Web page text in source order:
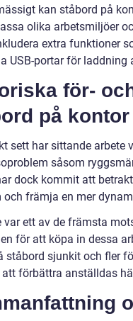
kan ståbord på
olika arbetsmiljöer
extra funktioner
USB-portar för laddning
för-
på kontor
sett har sittande arbete
såsom
dock kommit att
och främja en mer
var ett av de främsta
för att köpa in dessa
ståbord sjunkit och fler
förbättra anställdas